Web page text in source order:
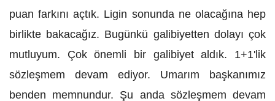
puan farkını açtık. Ligin sonunda ne olacağına hep
birlikte bakacağız. Bugünkü galibiyetten dolayı çok
mutluyum. Çok önemli bir galibiyet aldık. 1+1'lik
sözleşmem devam ediyor. Umarım başkanımız
benden memnundur. Şu anda sözleşmem devam